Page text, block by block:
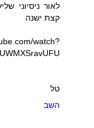
לאור ניסיוני
קצת ישנה
watch?
טל
השב